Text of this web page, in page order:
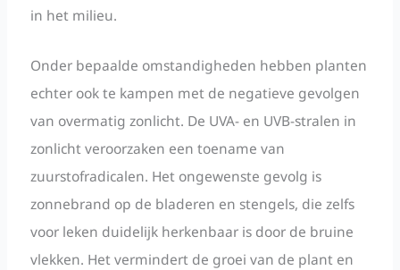
in het milieu.
Onder bepaalde omstandigheden hebben planten
echter ook te kampen met de negatieve gevolgen
van overmatig zonlicht. De UVA- en UVB-stralen in
zonlicht veroorzaken een toename van
zuurstofradicalen. Het ongewenste gevolg is
zonnebrand op de bladeren en stengels, die zelfs
voor leken duidelijk herkenbaar is door de bruine
vlekken. Het vermindert de groei van de plant en